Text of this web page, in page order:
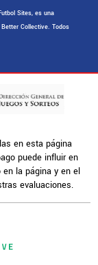
Sites, es una
Collective. Todos
en esta página
puede influir en
la página y en el
evaluaciones.